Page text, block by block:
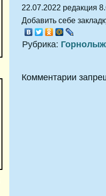
22.07.2022 редакция
Добавить себе
Рубрика:
Комментарии